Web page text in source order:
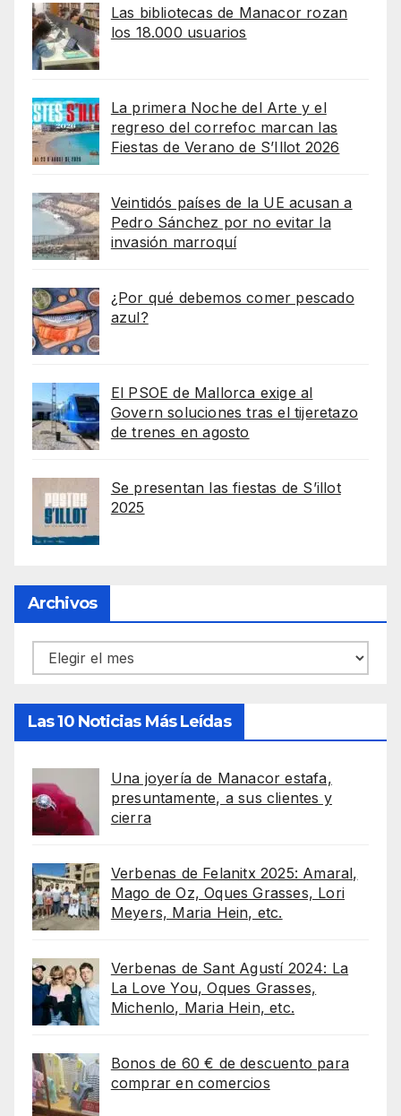
Las bibliotecas de Manacor rozan
los 18.000 usuarios
La primera Noche del Arte y el
regreso del correfoc marcan las
Fiestas de Verano de S’Illot 2026
Veintidós países de la UE acusan a
Pedro Sánchez por no evitar la
invasión marroquí
¿Por qué debemos comer pescado
azul?
El PSOE de Mallorca exige al
Govern soluciones tras el tijeretazo
de trenes en agosto
Se presentan las fiestas de S’illot
2025
Archivos
Archivos
Las 10 Noticias Más Leídas
Una joyería de Manacor estafa,
presuntamente, a sus clientes y
cierra
Verbenas de Felanitx 2025: Amaral,
Mago de Oz, Oques Grasses, Lori
Meyers, Maria Hein, etc.
Verbenas de Sant Agustí 2024: La
La Love You, Oques Grasses,
Michenlo, Maria Hein, etc.
Bonos de 60 € de descuento para
comprar en comercios